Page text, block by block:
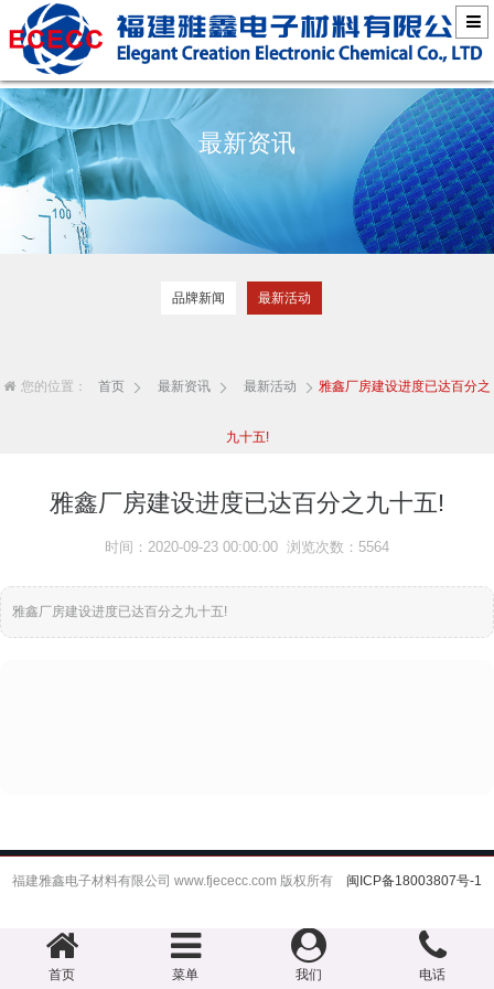
最新资讯
品牌新闻 最新活动
您的位置： 首页 最新资讯 最新活动 雅鑫厂房建设进度已达百分之
九十五!
雅鑫厂房建设进度已达百分之九十五!
时间：2020-09-23 00:00:00 浏览次数：5564
雅鑫厂房建设进度已达百分之九十五!
福建雅鑫电子材料有限公司 www.fjececc.com 版权所有 闽ICP备18003807号-1
首页 菜单 我们 电话